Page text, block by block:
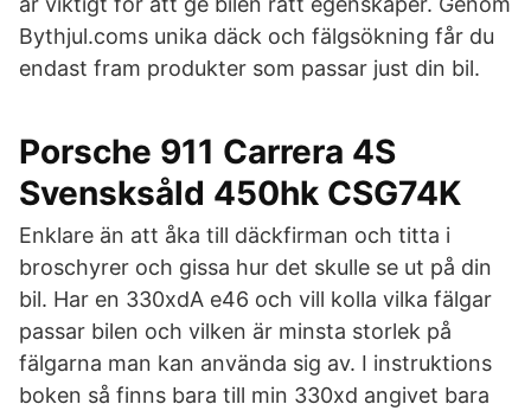
Bythjul.coms unika däck och fälgsökning får du
endast fram produkter som passar just din bil.
Porsche 911 Carrera 4S
Svensksåld 450hk CSG74K
Enklare än att åka till däckfirman och titta i
broschyrer och gissa hur det skulle se ut på din
bil. Har en 330xdA e46 och vill kolla vilka fälgar
passar bilen och vilken är minsta storlek på
fälgarna man kan använda sig av. I instruktions
boken så finns bara till min 330xd angivet bara